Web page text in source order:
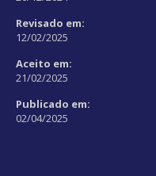
Revisado em:
12/02/2025
Aceito em:
21/02/2025
Publicado em:
02/04/2025